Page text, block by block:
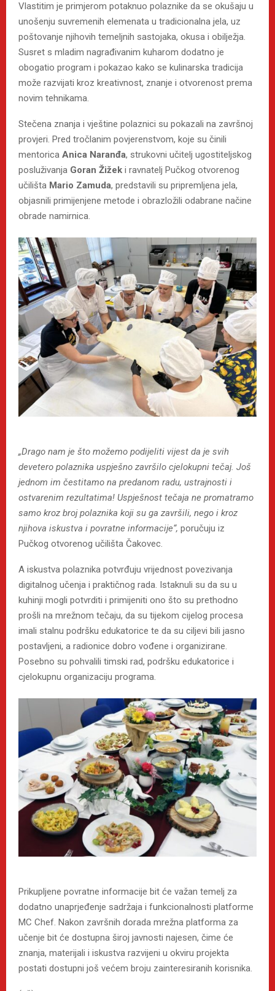
Vlastitim je primjerom potaknuo polaznike da se okušaju u
unošenju suvremenih elemenata u tradicionalna jela, uz
poštovanje njihovih temeljnih sastojaka, okusa i obilježja.
Susret s mladim nagrađivanim kuharom dodatno je
obogatio program i pokazao kako se kulinarska tradicija
može razvijati kroz kreativnost, znanje i otvorenost prema
novim tehnikama.
Stečena znanja i vještine polaznici su pokazali na završnoj
provjeri. Pred tročlanim povjerenstvom, koje su činili
mentorica Anica Naranđa, strukovni učitelj ugostiteljskog
posluživanja Goran Žižek i ravnatelj Pučkog otvorenog
učilišta Mario Zamuda, predstavili su pripremljena jela,
objasnili primijenjene metode i obrazložili odabrane načine
obrade namirnica.
„Drago nam je što možemo podijeliti vijest da je svih
devetero polaznika uspješno završilo cjelokupni tečaj. Još
jednom im čestitamo na predanom radu, ustrajnosti i
ostvarenim rezultatima! Uspješnost tečaja ne promatramo
samo kroz broj polaznika koji su ga završili, nego i kroz
njihova iskustva i povratne informacije“, poručuju iz
Pučkog otvorenog učilišta Čakovec.
A iskustva polaznika potvrđuju vrijednost povezivanja
digitalnog učenja i praktičnog rada. Istaknuli su da su u
kuhinji mogli potvrditi i primijeniti ono što su prethodno
prošli na mrežnom tečaju, da su tijekom cijelog procesa
imali stalnu podršku edukatorice te da su ciljevi bili jasno
postavljeni, a radionice dobro vođene i organizirane.
Posebno su pohvalili timski rad, podršku edukatorice i
cjelokupnu organizaciju programa.
Prikupljene povratne informacije bit će važan temelj za
dodatno unaprjeđenje sadržaja i funkcionalnosti platforme
MC Chef. Nakon završnih dorada mrežna platforma za
učenje bit će dostupna široj javnosti najesen, čime će
znanja, materijali i iskustva razvijeni u okviru projekta
postati dostupni još većem broju zainteresiranih korisnika.